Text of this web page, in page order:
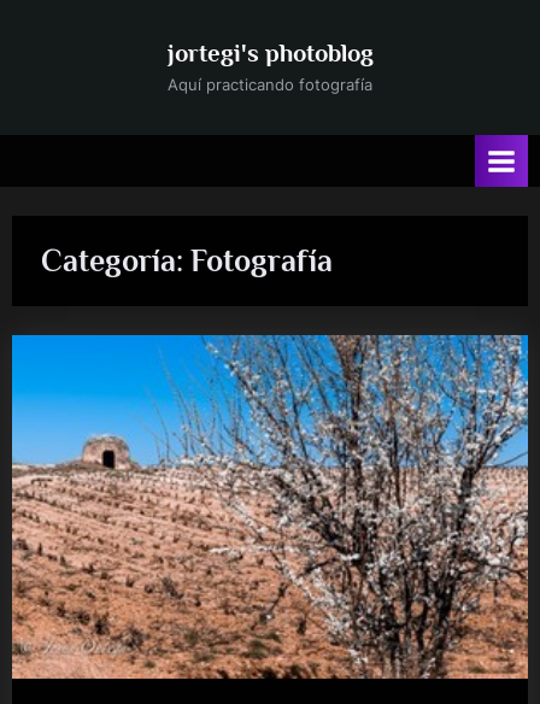
jortegi's photoblog
Aquí practicando fotografía
Categoría: Fotografía